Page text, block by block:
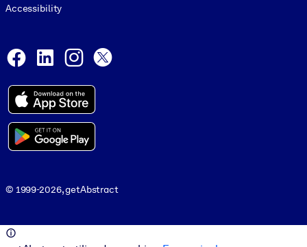
Accessibility
Facebook
LinkedInInstagram
© 1999-2026, getAbstract